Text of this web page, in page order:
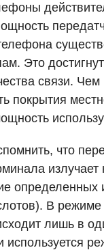
Это
связи. Чем
покрытия
что
определенных
В режиме
лишь в
используется